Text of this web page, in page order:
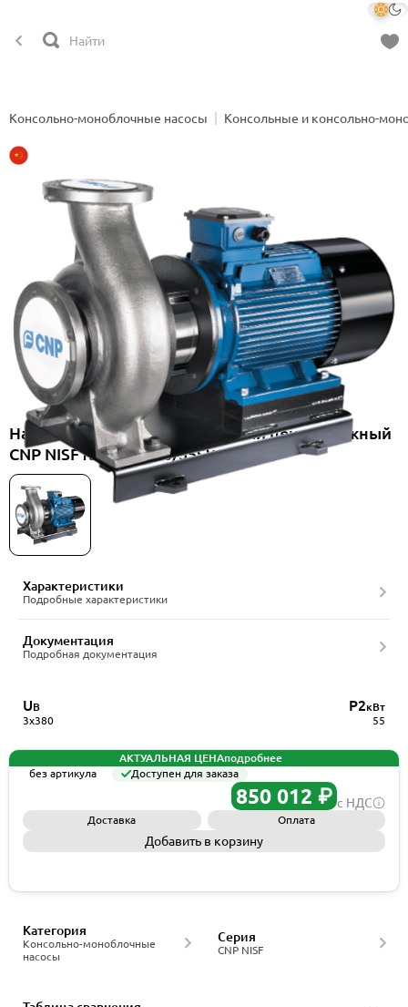
Консольно-моноблочные насосы Консольные и консольно-
Насос консольно-моноблочный центробежный
CNP NISF150-125-400/55SWF
Характеристики
Подробные характеристики
Документация
Подробная документация
UВ
3x380
P2кВт
55
АКТУАЛЬНАЯ ЦЕНАподробнее
без артикула
Доступен для заказа
850 012 ₽ с НДС
Доставка Оплата
Добавить в корзину
Консольно-моноблочные
насосы
Категория
CNP NISF
Серия